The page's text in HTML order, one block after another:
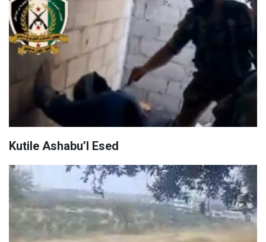
Kutile Ashabu’l Esed